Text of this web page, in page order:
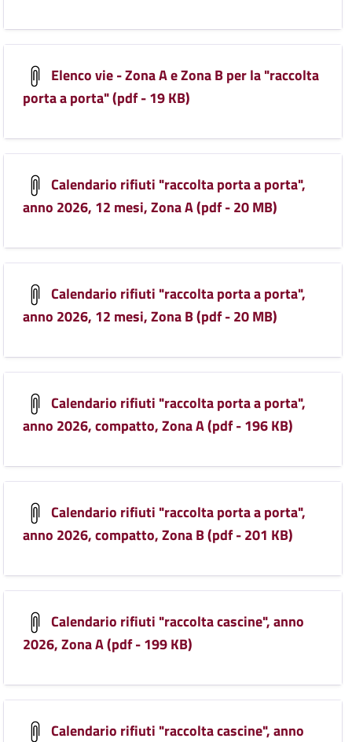
Elenco vie - Zona A e Zona B per la "raccolta
porta a porta" (pdf - 19 KB)
Calendario rifiuti "raccolta porta a porta",
anno 2026, 12 mesi, Zona A (pdf - 20 MB)
Calendario rifiuti "raccolta porta a porta",
anno 2026, 12 mesi, Zona B (pdf - 20 MB)
Calendario rifiuti "raccolta porta a porta",
anno 2026, compatto, Zona A (pdf - 196 KB)
Calendario rifiuti "raccolta porta a porta",
anno 2026, compatto, Zona B (pdf - 201 KB)
Calendario rifiuti "raccolta cascine", anno
2026, Zona A (pdf - 199 KB)
Calendario rifiuti "raccolta cascine", anno